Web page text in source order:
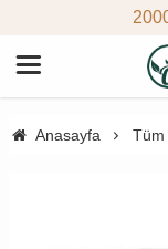
Anasayfa Tüm